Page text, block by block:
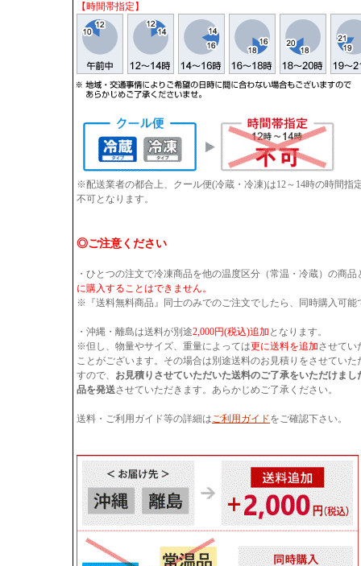
【時間帯指定】
※配送業者の都合上、クール便(冷蔵・冷凍)は12～14時の時間
不可となります。
◎ご注意ください
・ひとつの注文で冷凍商品を他の温度区分（常温・冷蔵）の商品
に購入することはできません。
※『送料無料商品』同士のみでのご注文でしたら、同時購入可能
・沖縄・離島は送料が別途2,000円(税込)追加 となります。
※但し、物量やサイズ、重量によっては更に送料を追加させてい
ことがございます。その場合は別途送料のお見積りをさせていた
すので、 お見積りさせていただいた送料のご了承をいただけまし
品を発送させていただきます。あらかじめご了承ください。
送料・ご利用ガイド等の詳細はご利用ガイドをご確認下さい。